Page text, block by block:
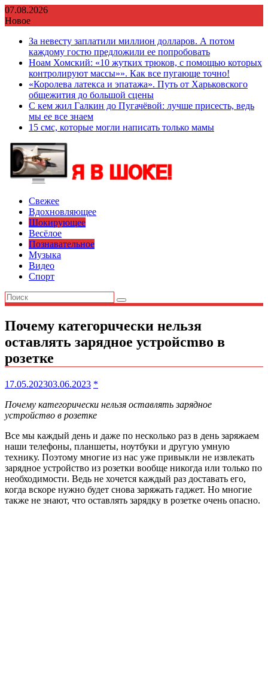
Перейти
к
07.08.2026
Новое
За невесту заплатили миллион долларов. А потом
каждому гостю предложили ее попробовать
Ноам Хомский: «10 жутких трюков, с помощью которых
контролируют массы»». Как все пугающе точно!
«Королева латекса и эпатажа». Путь от Харьковского
общежития до большой сцены
С кем жил Галкин до Пугачёвой: лучше присесть, ведь
мы ее все знаем
15 смс, которые могли написать только мамы
Свежее
Вдохновляющее
Шокирующее
Весёлое
Познавательное
Музыка
Видео
Спорт
Почему категорuчески нельзя
оставлять зарядное устройсmво в
розетке
17.05.202303.06.2023 *
Почему категорuчески нельзя оставлять зарядное
устройсmво в розетке
Все мы каждый день и даже по несколько раз в день заряжаем
наши телефоны, планшеты, ноутбуки и другую умную
технику. Поэтому многие из нас уже привыкли не извлекать
зарядное устройство из розетки вообще никогда или только по
необходимости. Ведь не хочется каждый раз доставать его,
когда вскоре нужно будет снова заряжать гаджет. Но многие
также не знают, что оставлять зарядку в розетке очень опасно.